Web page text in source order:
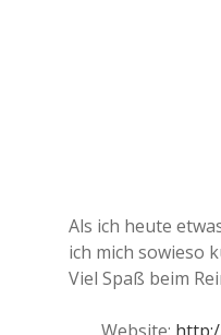
Als ich heute
ich mich sowie­so
Viel Spaß beim